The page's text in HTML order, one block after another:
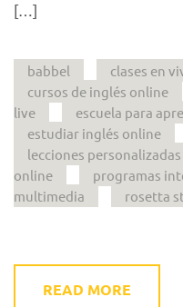
[…]
babbel clases en
cursos de inglés online
live
escuela para
estudiar inglés online
lecciones personalizadas
online
programas
multimedia
rosetta
READ MORE